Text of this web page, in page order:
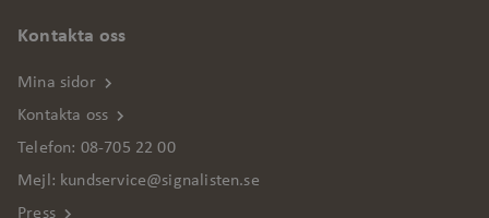
Kontakta oss
Mina sidor
Kontakta oss
Telefon: 08-705 22 00
Mejl: kundservice@signalisten.se
Press